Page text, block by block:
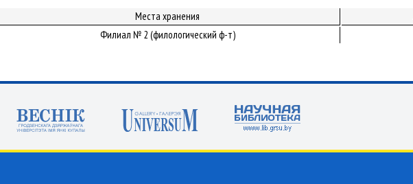
Места хранения
Филиал № 2 (филологический ф-т)